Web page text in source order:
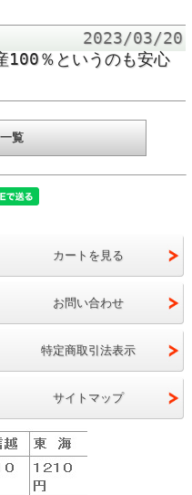
ラル、食物繊維など様々な
五種類も入っています。
なる方には特におすすめで
がりの美しさを追求し、粒
をそろえることで、 今ま
した。
2023/03/20
100％というのも安心
覧
カートを見る
お問い合わせ
特定商取引法表示
サイトマップ